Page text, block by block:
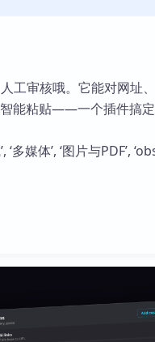
工审核哦。它能对网址
能粘贴——一个插件搞
多媒体’, ‘图片与PDF’,